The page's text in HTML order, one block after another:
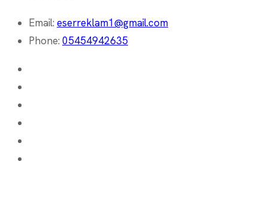
Email: eserreklam1@gmail.com
Phone: 05454942635